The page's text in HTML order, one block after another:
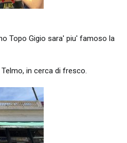
Topo Gigio sara' piu' famoso la
in cerca di fresco.